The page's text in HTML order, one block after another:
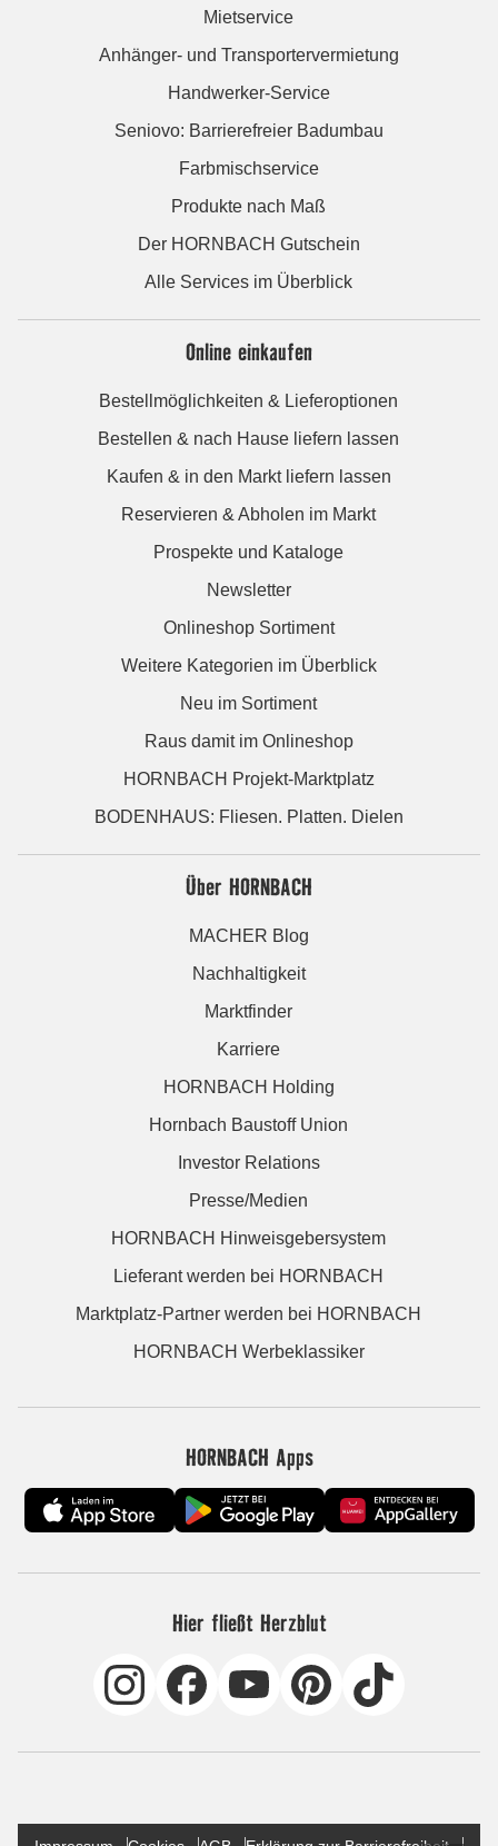
Mietservice
Anhänger- und Transportervermietung
Handwerker-Service
Seniovo: Barrierefreier Badumbau
Farbmischservice
Produkte nach Maß
Der HORNBACH Gutschein
Alle Services im Überblick
Online einkaufen
Bestellmöglichkeiten & Lieferoptionen
Bestellen & nach Hause liefern lassen
Kaufen & in den Markt liefern lassen
Reservieren & Abholen im Markt
Prospekte und Kataloge
Newsletter
Onlineshop Sortiment
Weitere Kategorien im Überblick
Neu im Sortiment
Raus damit im Onlineshop
HORNBACH Projekt-Marktplatz
BODENHAUS: Fliesen. Platten. Dielen
Über HORNBACH
MACHER Blog
Nachhaltigkeit
Marktfinder
Karriere
HORNBACH Holding
Hornbach Baustoff Union
Investor Relations
Presse/Medien
HORNBACH Hinweisgebersystem
Lieferant werden bei HORNBACH
Marktplatz-Partner werden bei HORNBACH
HORNBACH Werbeklassiker
HORNBACH Apps
Hier fließt Herzblut